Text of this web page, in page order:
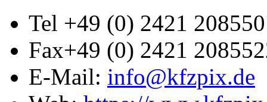
Tel +49 (0) 2421 208550
Fax+49 (0) 2421
E-Mail: info@kfzpix.de